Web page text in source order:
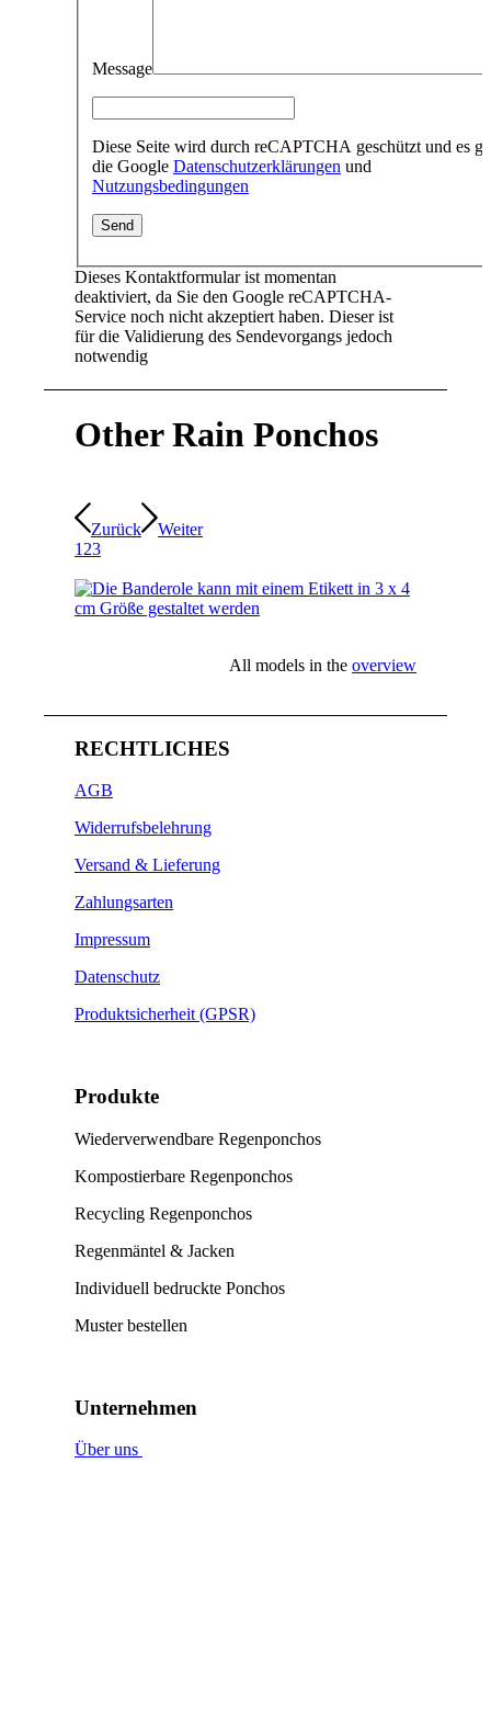
Message
Diese Seite wird durch reCAPTCHA geschützt und es
die Google Datenschutzerklärungen und
Nutzungsbedingungen
Dieses Kontaktformular ist momentan
deaktiviert, da Sie den Google reCAPTCHA-
Service noch nicht akzeptiert haben. Dieser ist
für die Validierung des Sendevorgangs jedoch
notwendig
Other Rain Ponchos
Zurück
Weiter
1 23
All models in theoverview
RECHTLICHES
AGB
Widerrufsbelehrung
Versand & Lieferung
Zahlungsarten
Impressum
Datenschutz
Produktsicherheit (GPSR)
Produkte
Wiederverwendbare Regenponchos
Kompostierbare Regenponchos
Recycling Regenponchos
Regenmäntel & Jacken
Individuell bedruckte Ponchos
Muster bestellen
Unternehmen
Über uns